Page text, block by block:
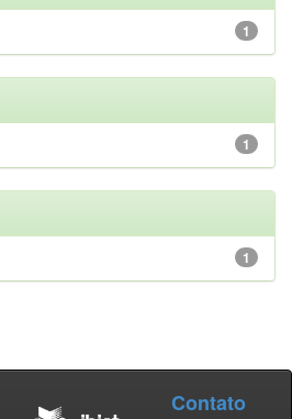
1
1
1
Contato